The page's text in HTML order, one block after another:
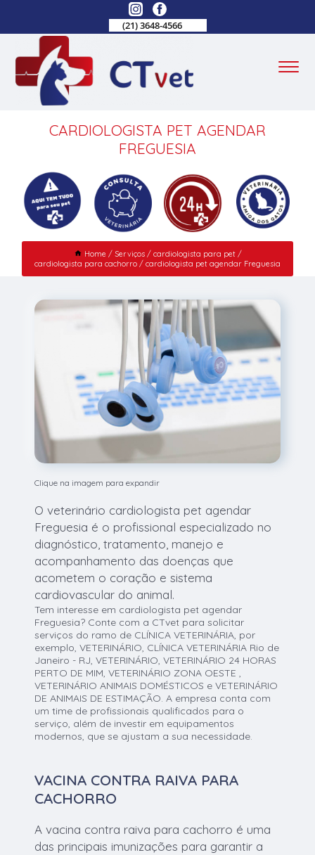
(21) 3648-4566
CARDIOLOGISTA PET AGENDAR
FREGUESIA
Home Serviços
cardiologista para pet
cardiologista para cachorro
cardiologista pet agendar Freguesia
Clique na imagem para expandir
O veterinário cardiologista pet agendar
Freguesia é o profissional especializado no
diagnóstico, tratamento, manejo e
acompanhamento das doenças que
acometem o coração e sistema
cardiovascular do animal.
Tem interesse em cardiologista pet agendar
Freguesia? Conte com a CTvet para solicitar
serviços do ramo de CLÍNICA VETERINÁRIA, por
exemplo, VETERINÁRIO, CLÍNICA VETERINÁRIA Rio de
Janeiro - RJ, VETERINÁRIO, VETERINÁRIO 24 HORAS
PERTO DE MIM, VETERINÁRIO ZONA OESTE ,
VETERINÁRIO ANIMAIS DOMÉSTICOS e VETERINÁRIO
DE ANIMAIS DE ESTIMAÇÃO. A empresa conta com
um time de profissionais qualificados para o
serviço, além de investir em equipamentos
modernos, que se ajustam a sua necessidade.
VACINA CONTRA RAIVA PARA
CACHORRO
A vacina contra raiva para cachorro é uma
das principais imunizações para garantir a